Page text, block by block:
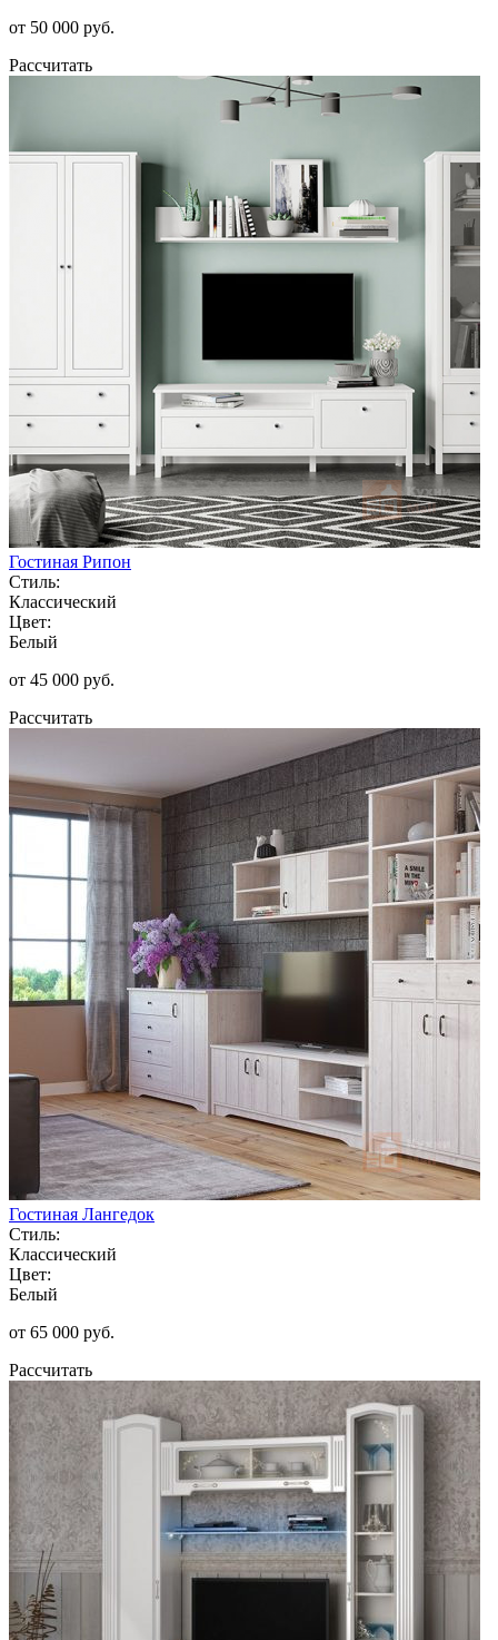
от 50 000 руб.
Рассчитать
Гостиная Рипон
Стиль:
Классический
Цвет:
Белый
от 45 000 руб.
Рассчитать
Гостиная Лангедок
Стиль:
Классический
Цвет:
Белый
от 65 000 руб.
Рассчитать